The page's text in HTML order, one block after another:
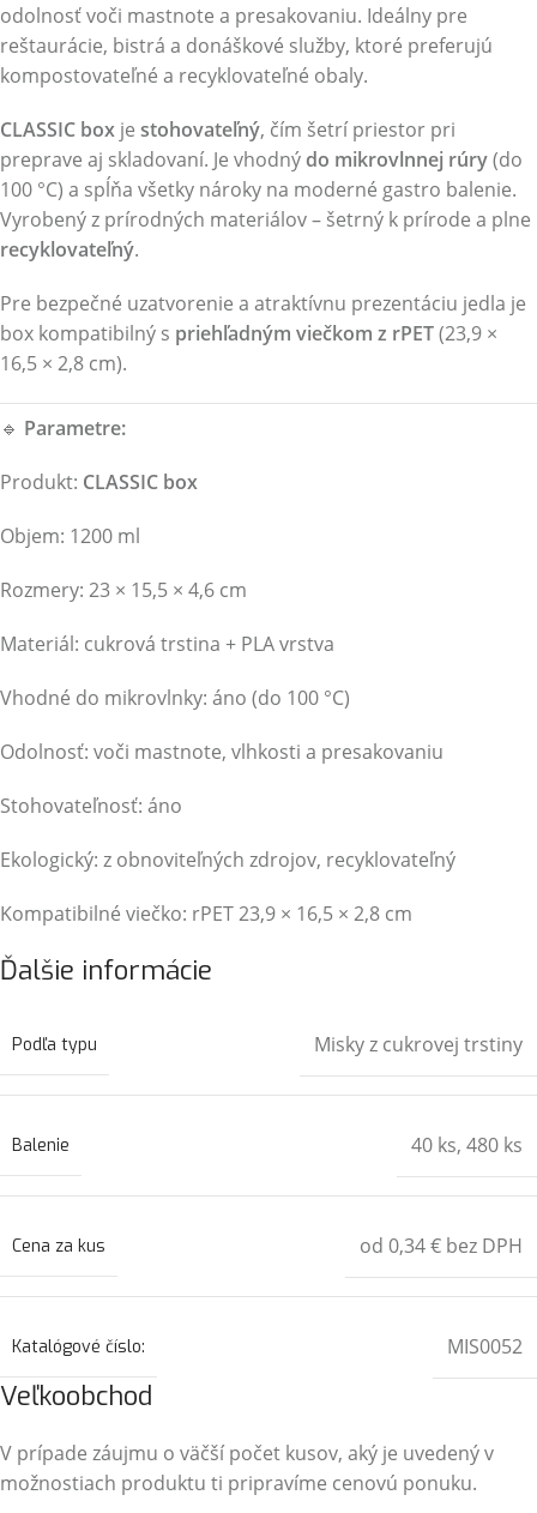
odolnosť voči mastnote a presakovaniu. Ideálny pre
reštaurácie, bistrá a donáškové služby, ktoré preferujú
kompostovateľné a recyklovateľné obaly.
CLASSIC box je stohovateľný, čím šetrí priestor pri
preprave aj skladovaní. Je vhodnýdo mikrovlnnej rúry(do
100 °C) a spĺňa všetky nároky na moderné gastro balenie.
Vyrobený z prírodných materiálov – šetrný k prírode a plne
recyklovateľný.
Pre bezpečné uzatvorenie a atraktívnu prezentáciu jedla je
box kompatibilný s priehľadným viečkom z rPET(23,9 ×
16,5 × 2,8 cm).
🔹 Parametre:
Produkt: CLASSIC box
Objem: 1200 ml
Rozmery: 23 × 15,5 × 4,6 cm
Materiál: cukrová trstina + PLA vrstva
Vhodné do mikrovlnky: áno (do 100 °C)
Odolnosť: voči mastnote, vlhkosti a presakovaniu
Stohovateľnosť: áno
Ekologický: z obnoviteľných zdrojov, recyklovateľný
Kompatibilné viečko: rPET 23,9 × 16,5 × 2,8 cm
Ďalšie informácie
Podľa typu Misky z cukrovej trstiny
Balenie 40 ks, 480 ks
Cena za kus od 0,34 € bez DPH
Katalógové číslo: MIS0052
Veľkoobchod
V prípade záujmu o väčší počet kusov, aký je uvedený v
možnostiach produktu ti pripravíme cenovú ponuku.